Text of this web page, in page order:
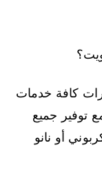
كافة خدمات
توفير جميع
أو نانو